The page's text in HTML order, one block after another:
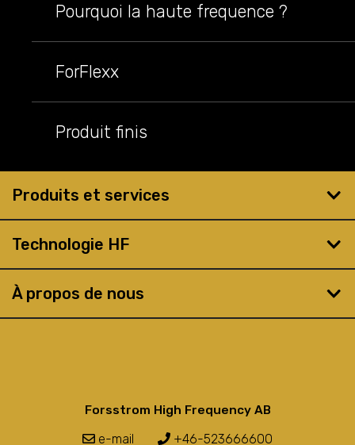
Pourquoi la haute frequence ?
ForFlexx
Produit finis
Produits et services
Technologie HF
À propos de nous
Forsstrom High Frequency AB
e-mail +46-523666600